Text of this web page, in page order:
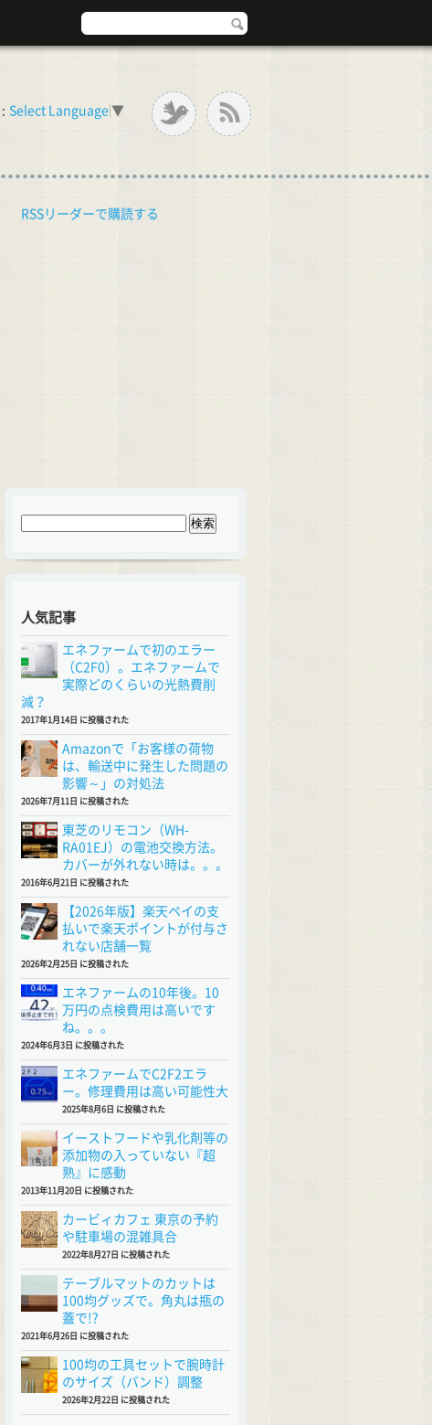
: Select Language ▼
RSSリーダーで購読する
人気記事
エネファームで初のエラー
（C2F0）。エネファームで
実際どのくらいの光熱費削
減？
2017年1月14日 に投稿された
Amazonで「お客様の荷物
は、輸送中に発生した問題の
影響～」の対処法
2026年7月11日 に投稿された
東芝のリモコン（WH-
RA01EJ）の電池交換方法。
カバーが外れない時は。。。
2016年6月21日 に投稿された
【2026年版】楽天ペイの支
払いで楽天ポイントが付与さ
れない店舗一覧
2026年2月25日 に投稿された
エネファームの10年後。10
万円の点検費用は高いです
ね。。。
2024年6月3日 に投稿された
エネファームでC2F2エラ
ー。修理費用は高い可能性大
2025年8月6日 に投稿された
イーストフードや乳化剤等の
添加物の入っていない『超
熟』に感動
2013年11月20日 に投稿された
カービィカフェ 東京の予約
や駐車場の混雑具合
2022年8月27日 に投稿された
テーブルマットのカットは
100均グッズで。角丸は瓶の
蓋で!?
2021年6月26日 に投稿された
100均の工具セットで腕時計
のサイズ（バンド）調整
2026年2月22日 に投稿された